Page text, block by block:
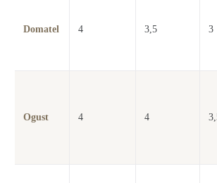
Domatel 4 3,5 3
Ogust 4 4